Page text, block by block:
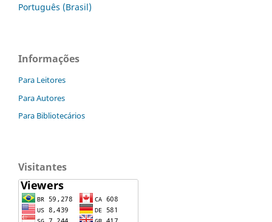
Português (Brasil)
Informações
Para Leitores
Para Autores
Para Bibliotecários
Visitantes